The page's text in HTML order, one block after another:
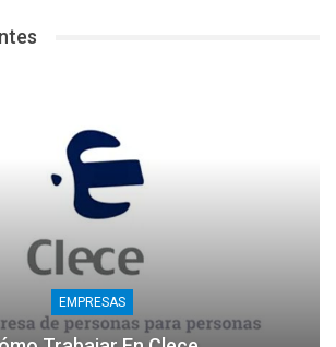
EMPRESAS